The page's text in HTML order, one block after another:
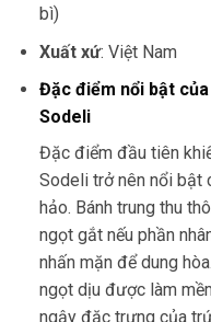
bì)
Xuất xứ: Việt Nam
Đặc điểm nổi bật
Sodeli
Đặc điểm đầu tiên
Sodeli trở nên nổi bật
hảo. Bánh trung thu
ngọt gắt nếu phần
nhấn mặn để dung
ngọt dịu được làm
ngậy đặc trưng của